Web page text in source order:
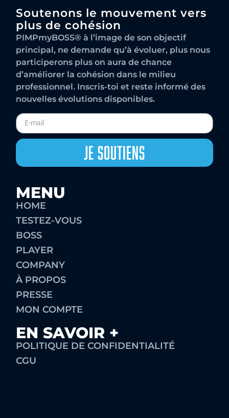
Soutenons le mouvement vers
plus de cohésion
PIMPmyBOSS® à l’image de son objectif
principal, ne demande qu’à évoluer, plus nous
participerons plus on aura de chance
d’améliorer la cohésion dans le milieu
professionnel. Inscris-toi et reste informé des
nouvelles évolutions disponibles.
Je Soutiens
MENU
HOME
TESTEZ-VOUS
BOSS
PLAYER
COMPANY
À PROPOS
PRESSE
MON COMPTE
EN SAVOIR +
POLITIQUE DE CONFIDENTIALITÉ
CGU